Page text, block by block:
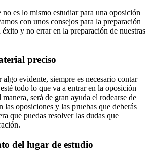
es lo mismo estudiar para una oposición
con unos consejos para la preparación
y no errar en la preparación de nuestras
preciso
algo evidente, siempre es necesario contar
todo lo que va a entrar en la oposición
será de gran ayuda el rodearse de
las oposiciones y las pruebas que deberás
que puedas resolver las dudas que
del lugar de estudio